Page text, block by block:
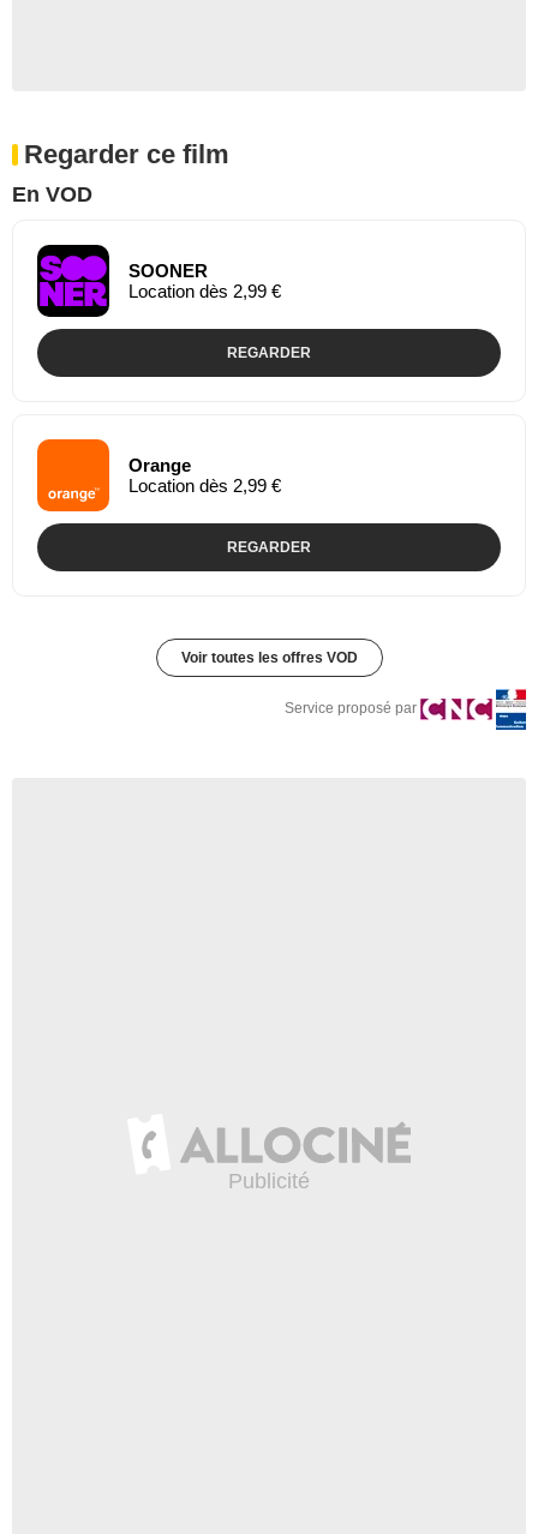
Regarder ce film
En VOD
SOONER
Location dès 2,99 €
REGARDER
Orange
Location dès 2,99 €
REGARDER
Voir toutes les offres VOD
Service proposé par